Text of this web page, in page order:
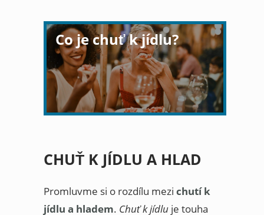
Co je chuť k jídlu?
CHUŤ K JÍDLU A HLAD
Promluvme si o rozdílu mezi chutí k
jídlu a hladem. Chuť k jídlu je touha